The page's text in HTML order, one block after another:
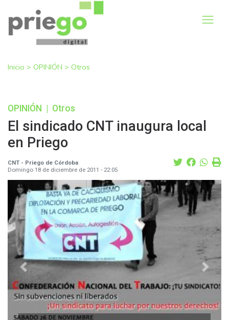
Inicio > OPINIÓN > Otros
OPINIÓN Otros
El sindicado CNT inaugura local
en Priego
CNT - Priego de Córdoba
Domingo 18 de diciembre de 2011 - 22:05
Previous Next